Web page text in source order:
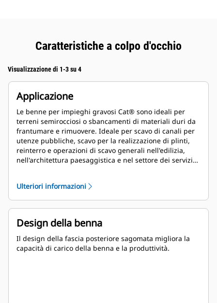
Caratteristiche a colpo d'occhio
Visualizzazione di 1-3 su 4
Applicazione
Le benne per impieghi gravosi Cat® sono ideali per
terreni semirocciosi o sbancamenti di materiali duri da
frantumare e rimuovere. Ideale per scavo di canali per
utenze pubbliche, scavo per la realizzazione di plinti,
reinterro e operazioni di scavo generali nell'edilizia,
nell'architettura paesaggistica e nel settore dei servizi
Ulteriori informazioni
Design della benna
Il design della fascia posteriore sagomata migliora la
capacità di carico della benna e la produttività.